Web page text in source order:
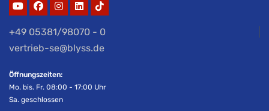
+49 05381/98070 - 0
vertrieb-se@blyss.de
Öffnungszeiten:
Mo. bis. Fr. 08:00 - 17:00 Uhr
Sa. geschlossen